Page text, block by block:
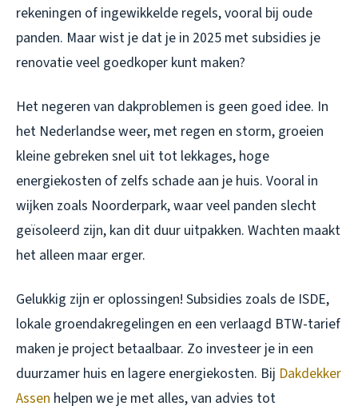
rekeningen of ingewikkelde regels, vooral bij oude
panden. Maar wist je dat je in 2025 met subsidies je
renovatie veel goedkoper kunt maken?
Het negeren van dakproblemen is geen goed idee. In
het Nederlandse weer, met regen en storm, groeien
kleine gebreken snel uit tot lekkages, hoge
energiekosten of zelfs schade aan je huis. Vooral in
wijken zoals Noorderpark, waar veel panden slecht
geïsoleerd zijn, kan dit duur uitpakken. Wachten maakt
het alleen maar erger.
Gelukkig zijn er oplossingen! Subsidies zoals de ISDE,
lokale groendakregelingen en een verlaagd BTW-tarief
maken je project betaalbaar. Zo investeer je in een
duurzamer huis en lagere energiekosten. Bij Dakdekker
Assen helpen we je met alles, van advies tot